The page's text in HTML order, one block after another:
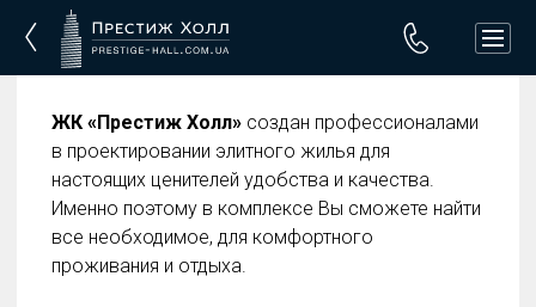
ЖК «Престиж Холл» создан профессионалами
в проектировании элитного жилья для
настоящих ценителей удобства и качества.
Именно поэтому в комплексе Вы сможете найти
все необходимое, для комфортного
проживания и отдыха.